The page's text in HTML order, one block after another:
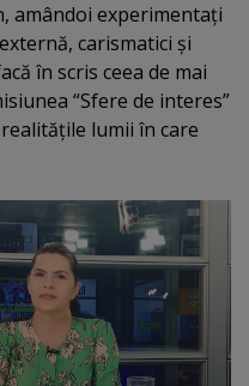
amândoi experimentaţi
carismatici şi
în scris ceea de mai
“Sfere de interes”
lumii în care